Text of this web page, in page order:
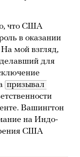
что США
в оказании
мой взгляд,
для
призывал
Вашингтон
на Индо-
США